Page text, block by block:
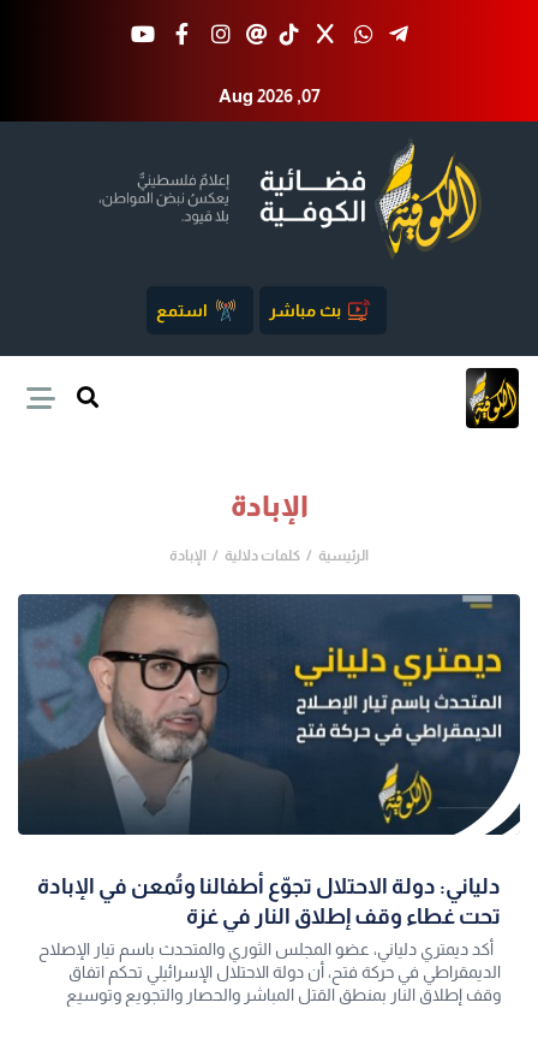
Aug 2026 ,07
بث مباشر استمع
الإبادة
الرئيسية كلمات دلالية الإبادة
دلياني: دولة الاحتلال تجوّع أطفالنا وتُمعن في الإبادة
تحت غطاء وقف إطلاق النار في غزة
أكد ديمتري دلياني، عضو المجلس الثوري والمتحدث باسم تيار الإصلاح
الديمقراطي في حركة فتح، أن دولة الاحتلال الإسرائيلي تحكم اتفاق
وقف إطلاق النار بمنطق القتل المباشر والحصار والتجويع وتوسيع